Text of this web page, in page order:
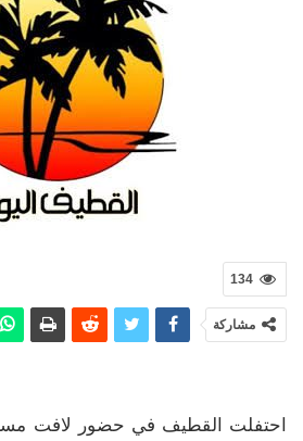
134
مشاركة
احتفلت القطيف في حضور لافت مساء